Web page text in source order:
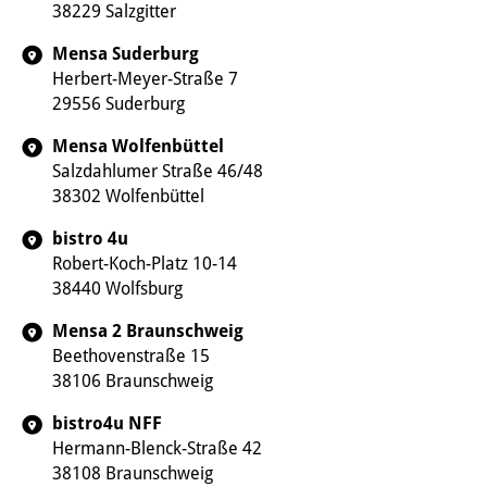
38229 Salzgitter
Mensa Suderburg
Herbert-Meyer-Straße 7
29556 Suderburg
Mensa Wolfenbüttel
Salzdahlumer Straße 46/48
38302 Wolfenbüttel
bistro 4u
Robert-Koch-Platz 10-14
38440 Wolfsburg
Mensa 2 Braunschweig
Beethovenstraße 15
38106 Braunschweig
bistro4u NFF
Hermann-Blenck-Straße 42
38108 Braunschweig